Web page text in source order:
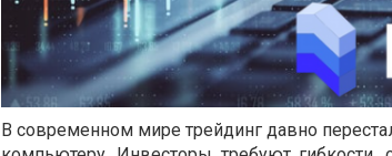
В современном мире трейдинг давно